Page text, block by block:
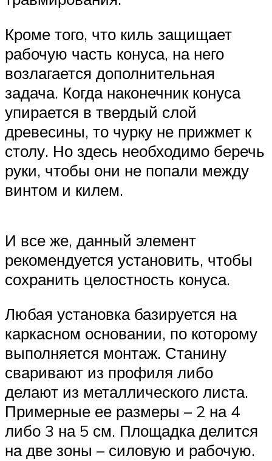
Кроме того, что киль защищает
рабочую часть конуса, на него
возлагается дополнительная
задача. Когда наконечник конуса
упирается в твердый слой
древесины, то чурку не прижмет к
столу. Но здесь необходимо беречь
руки, чтобы они не попали между
винтом и килем.
И все же, данный элемент
рекомендуется установить, чтобы
сохранить целостность конуса.
Любая установка базируется на
каркасном основании, по которому
выполняется монтаж. Станину
сваривают из профиля либо
делают из металлического листа.
Примерные ее размеры – 2 на 4
либо 3 на 5 см. Площадка делится
на две зоны – силовую и рабочую.